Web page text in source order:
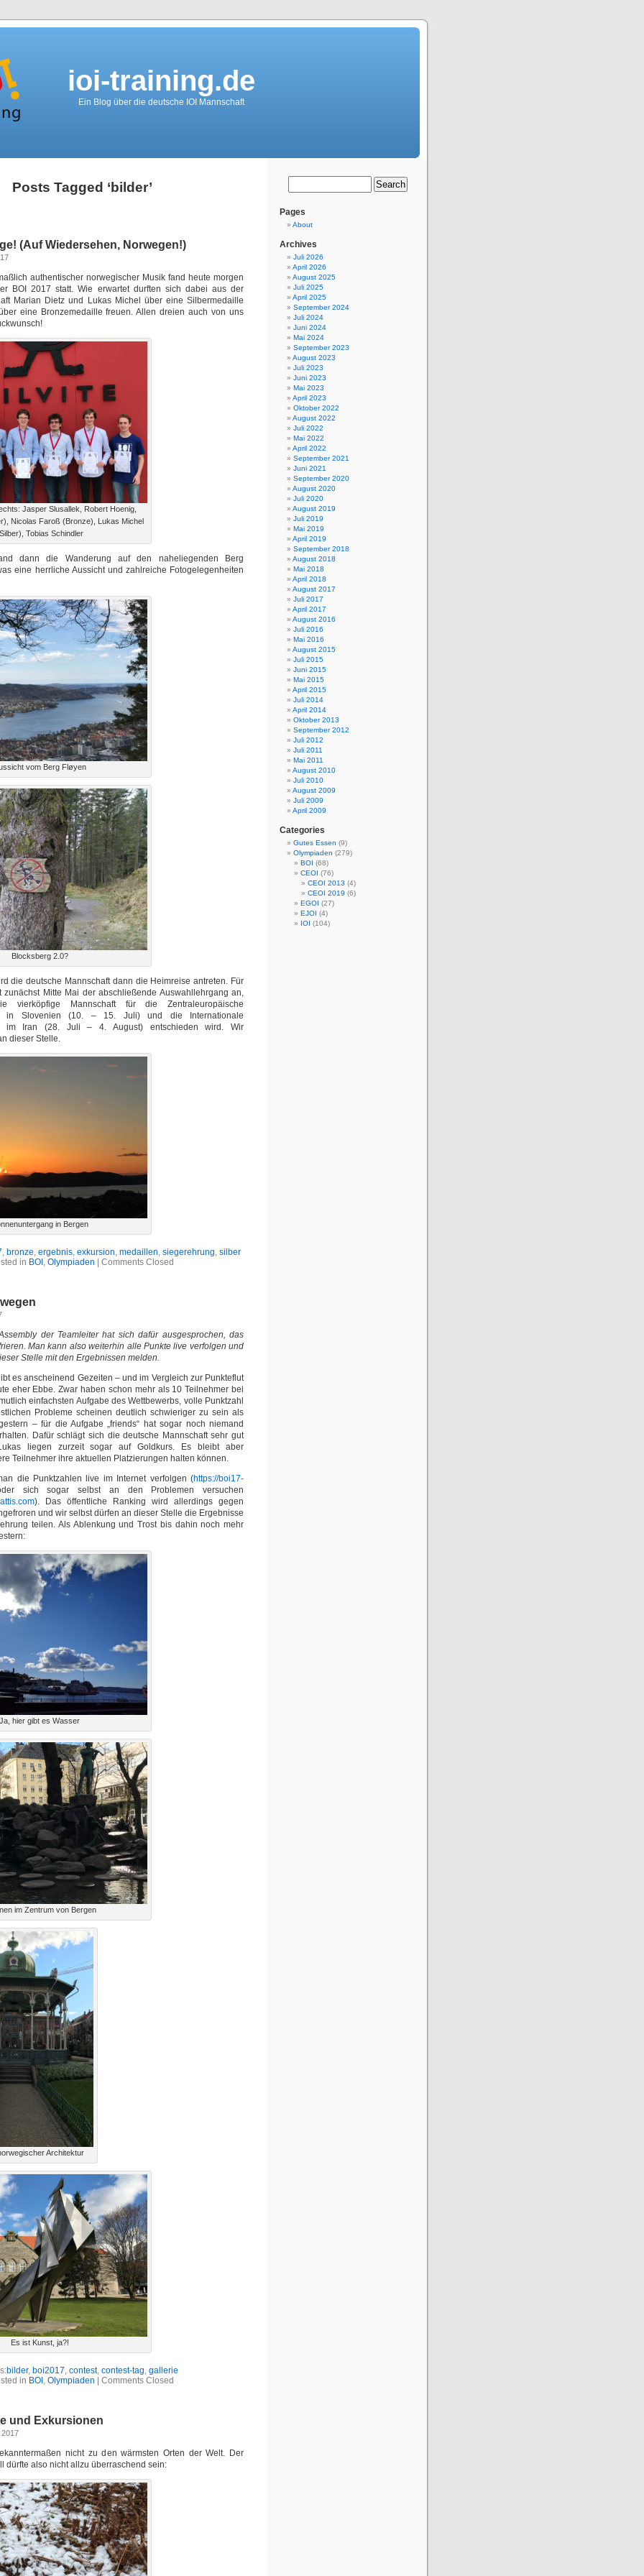
ioi-training.de
Ein Blog über die deutsche IOI Mannschaft
Posts Tagged ‘bilder’
(Auf Wiedersehen, Norwegen!)
authentischer norwegischer Musik fand heute morgen
BOI 2017 statt. Wie erwartet durften sich dabei aus der
Marian Dietz und Lukas Michel über eine Silbermedaille
eine Bronzemedaille freuen. Allen dreien auch von uns
Jasper Slusallek, Robert Hoenig,
Nicolas Faroß (Bronze), Lukas Michel
Tobias Schindler
dann die Wanderung auf den naheliegenden Berg
eine herrliche Aussicht und zahlreiche Fotogelegenheiten
vom Berg Fløyen
Blocksberg 2.0?
die deutsche Mannschaft dann die Heimreise antreten. Für
zunächst Mitte Mai der abschließende Auswahllehrgang an,
Mannschaft für die Zentraleuropäische
in Slovenien (10. – 15. Juli) und die Internationale
im Iran (28. Juli – 4. August) entschieden wird. Wir
dieser Stelle.
in Bergen
, bronze, ergebnis, exkursion, medaillen, siegerehrung, silber
in BOI , Olympiaden Comments Closed
der Teamleiter hat sich dafür ausgesprochen, das
Man kann also weiterhin alle Punkte live verfolgen und
Stelle mit den Ergebnissen melden.
es anscheinend Gezeiten – und im Vergleich zur Punkteflut
eher Ebbe. Zwar haben schon mehr als 10 Teilnehmer bei
einfachsten Aufgabe des Wettbewerbs, volle Punktzahl
Probleme scheinen deutlich schwieriger zu sein als
– für die Aufgabe „friends“ hat sogar noch niemand
Dafür schlägt sich die deutsche Mannschaft sehr gut
liegen zurzeit sogar auf Goldkurs. Es bleibt aber
Teilnehmer ihre aktuellen Platzierungen halten können.
die Punktzahlen live im Internet verfolgen (https://boi17-
sich sogar selbst an den Problemen versuchen
). Das öffentliche Ranking wird allerdings gegen
und wir selbst dürfen an dieser Stelle die Ergebnisse
teilen. Als Ablenkung und Trost bis dahin noch mehr
Ja, hier gibt es Wasser
im Zentrum von Bergen
Architektur
Es ist Kunst, ja?!
bilder, boi2017, contest, contest-tag, gallerie
in BOI , Olympiaden Comments Closed
und Exkursionen
2017
nicht zu den wärmsten Orten der Welt. Der
dürfte also nicht allzu überraschend sein:
Pages
About
Archives
Juli 2026
April 2026
August 2025
Juli 2025
April 2025
September 2024
Juli 2024
Juni 2024
Mai 2024
September 2023
August 2023
Juli 2023
Juni 2023
Mai 2023
April 2023
Oktober 2022
August 2022
Juli 2022
Mai 2022
April 2022
September 2021
Juni 2021
September 2020
August 2020
Juli 2020
August 2019
Juli 2019
Mai 2019
April 2019
September 2018
August 2018
Mai 2018
April 2018
August 2017
Juli 2017
April 2017
August 2016
Juli 2016
Mai 2016
August 2015
Juli 2015
Juni 2015
Mai 2015
April 2015
Juli 2014
April 2014
Oktober 2013
September 2012
Juli 2012
Juli 2011
Mai 2011
August 2010
Juli 2010
August 2009
Juli 2009
April 2009
Categories
Gutes Essen (9)
Olympiaden (279)
BOI (68)
CEOI (76)
CEOI 2013 (4)
CEOI 2019 (6)
EGOI (27)
EJOI (4)
IOI (104)